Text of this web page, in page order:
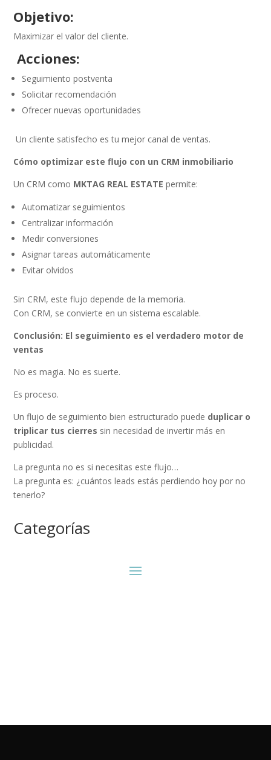
Objetivo:
Maximizar el valor del cliente.
Acciones:
Seguimiento postventa
Solicitar recomendación
Ofrecer nuevas oportunidades
Un cliente satisfecho es tu mejor canal de ventas.
Cómo optimizar este flujo con un CRM inmobiliario
Un CRM como MKTAG REAL ESTATE permite:
Automatizar seguimientos
Centralizar información
Medir conversiones
Asignar tareas automáticamente
Evitar olvidos
Sin CRM, este flujo depende de la memoria.
Con CRM, se convierte en un sistema escalable.
Conclusión: El seguimiento es el verdadero motor de
ventas
No es magia. No es suerte.
Es proceso.
Un flujo de seguimiento bien estructurado puede duplicar o
triplicar tus cierres sin necesidad de invertir más en
publicidad.
La pregunta no es si necesitas este flujo…
La pregunta es: ¿cuántos leads estás perdiendo hoy por no
tenerlo?
Categorías